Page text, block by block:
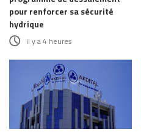
pour renforcer sa sécurité
hydrique
il y a 4 heures